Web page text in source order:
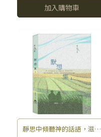
加入購物車
靜思中傾聽神的話語，滋養